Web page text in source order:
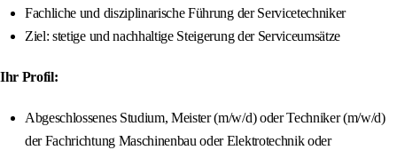
Fachliche und disziplinarische Führung der Servicetechniker
Ziel: stetige und nachhaltige Steigerung der Serviceumsätze
Ihr Profil:
Abgeschlossenes Studium, Meister (m/w/d) oder Techniker (m/w/d)
der Fachrichtung Maschinenbau oder Elektrotechnik oder